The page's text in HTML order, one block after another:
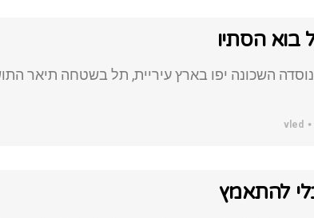
הסתיו
השכונה יפו בארץ עיריית, תל בשטחה תיאר
vled
להתאמץ